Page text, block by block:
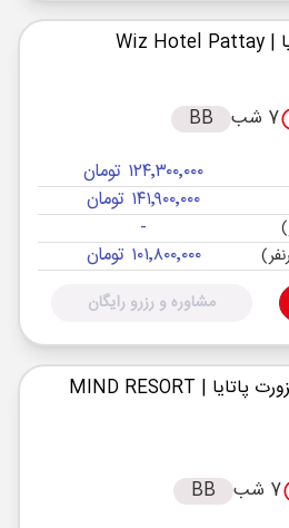
| Wiz Hotel Pattay
7 شب BB
۱۲۴٬۳۰۰٬۰۰۰ تومان
۱۴۱٬۹۰۰٬۰۰۰ تومان
-
۱۰۱٬۸۰۰٬۰۰۰ تومان
مشاوره و رزرو رایگان
پاتایا
| MIND RESORT
7 شب BB